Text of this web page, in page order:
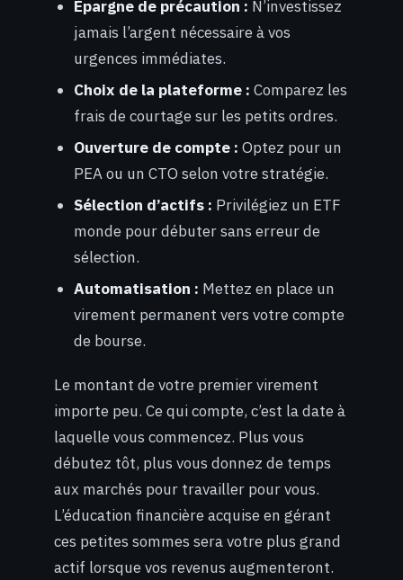
Épargne de précaution : N’investissez
jamais l’argent nécessaire à vos
urgences immédiates.
Choix de la plateforme : Comparez les
frais de courtage sur les petits ordres.
Ouverture de compte : Optez pour un
PEA ou un CTO selon votre stratégie.
Sélection d’actifs : Privilégiez un ETF
monde pour débuter sans erreur de
sélection.
Automatisation : Mettez en place un
virement permanent vers votre compte
de bourse.
Le montant de votre premier virement
importe peu. Ce qui compte, c’est la date à
laquelle vous commencez. Plus vous
débutez tôt, plus vous donnez de temps
aux marchés pour travailler pour vous.
L’éducation financière acquise en gérant
ces petites sommes sera votre plus grand
actif lorsque vos revenus augmenteront.